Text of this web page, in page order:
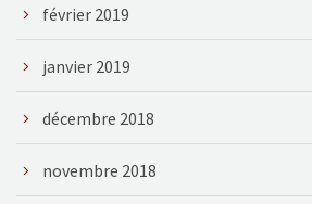
février 2019
janvier 2019
décembre 2018
novembre 2018